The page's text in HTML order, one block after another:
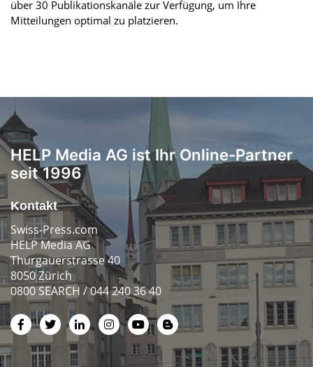
über 30 Publikationskanäle zur Verfügung, um Ihre
Mitteilungen optimal zu platzieren.
HELP Media AG ist Ihr Online-Partner
seit 1996
Kontakt
Swiss-Press.com
HELP Media AG
Thurgauerstrasse 40
8050 Zürich
0800 SEARCH / 044 240 36 40